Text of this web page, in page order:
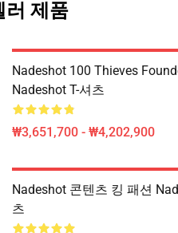
러 제품
Nadeshot 100 Thieves
Nadeshot T-셔츠
₩3,651,700 - ₩4,202,900
Nadeshot 콘텐츠 킹 패션
츠